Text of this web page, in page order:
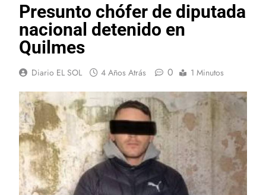
Presunto chófer de diputada
nacional detenido en
Quilmes
Diario EL SOL 4 Años Atrás 0 1 Minutos